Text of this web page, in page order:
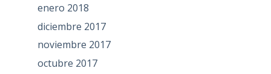
enero 2018
diciembre 2017
noviembre 2017
octubre 2017